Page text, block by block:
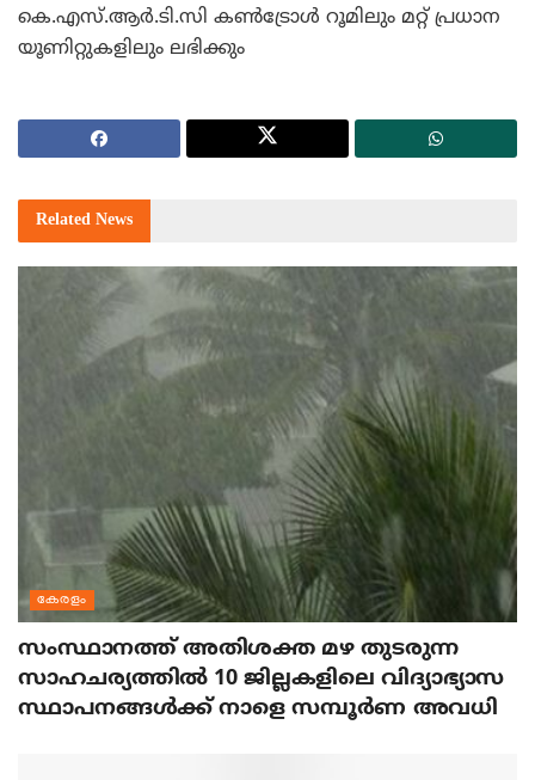
കെ.എസ്.ആര്‍.ടി.സി കണ്‍ട്രോള്‍ റൂമിലും മറ്റ് പ്രധാന
യൂണിറ്റുകളിലും ലഭിക്കും
Related News
കേരളം
സംസ്ഥാനത്ത് അതിശക്ത മഴ തുടരുന്ന
സാഹചര്യത്തിൽ 10 ജില്ലകളിലെ വിദ്യാഭ്യാസ
സ്ഥാപനങ്ങൾക്ക് നാളെ സമ്പൂർണ അവധി